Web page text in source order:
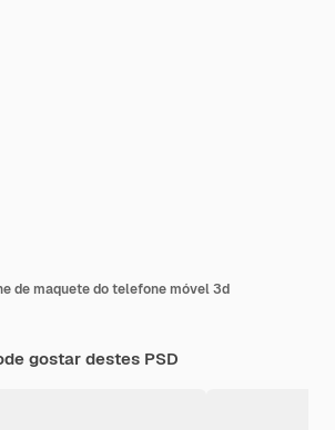
de maquete do telefone móvel 3d
gostar destes PSD